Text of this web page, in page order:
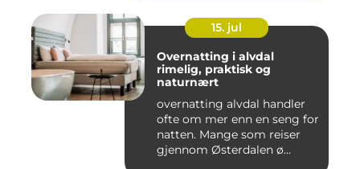
15. jul
Overnatting i alvdal
rimelig, praktisk og
naturnært
overnatting alvdal handler
ofte om mer enn en seng for
natten. Mange som reiser
gjennom Østerdalen ø...